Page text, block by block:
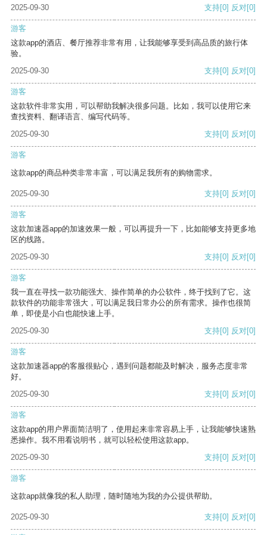
2025-09-30 支持[0] 反对[0]
游客
这款app的酒店、餐厅推荐非常有用，让我能够享受到高品质的旅行体
验。
2025-09-30
支持[0] 反对[0]
游客
这款软件非常实用，可以帮助我解决很多问题。比如，我可以使用它来
查找资料、翻译语言、编写代码等。
2025-09-30
支持[0] 反对[0]
游客
这款app的商品种类非常丰富，可以满足我所有的购物需求。
2025-09-30 支持[0] 反对[0]
游客
这款加速器app的加速效果一般，可以再提升一下，比如能够支持更多地
区的线路。
2025-09-30
支持[0] 反对[0]
游客
我一直在寻找一款功能强大、操作简单的办公软件，终于找到了它。这
款软件的功能非常强大，可以满足我日常办公的所有需求。操作也很简
单，即使是小白也能快速上手。
2025-09-30
支持[0] 反对[0]
游客
这款加速器app的客服很贴心，遇到问题都能及时解决，服务态度非常
好。
2025-09-30
支持[0] 反对[0]
游客
这款app的用户界面简洁明了，使用起来非常容易上手，让我能够快速熟
悉操作。我不用看说明书，就可以轻松使用这款app。
2025-09-30
支持[0] 反对[0]
游客
这款app就像我的私人助理，随时随地为我的办公提供帮助。
2025-09-30 支持[0] 反对[0]